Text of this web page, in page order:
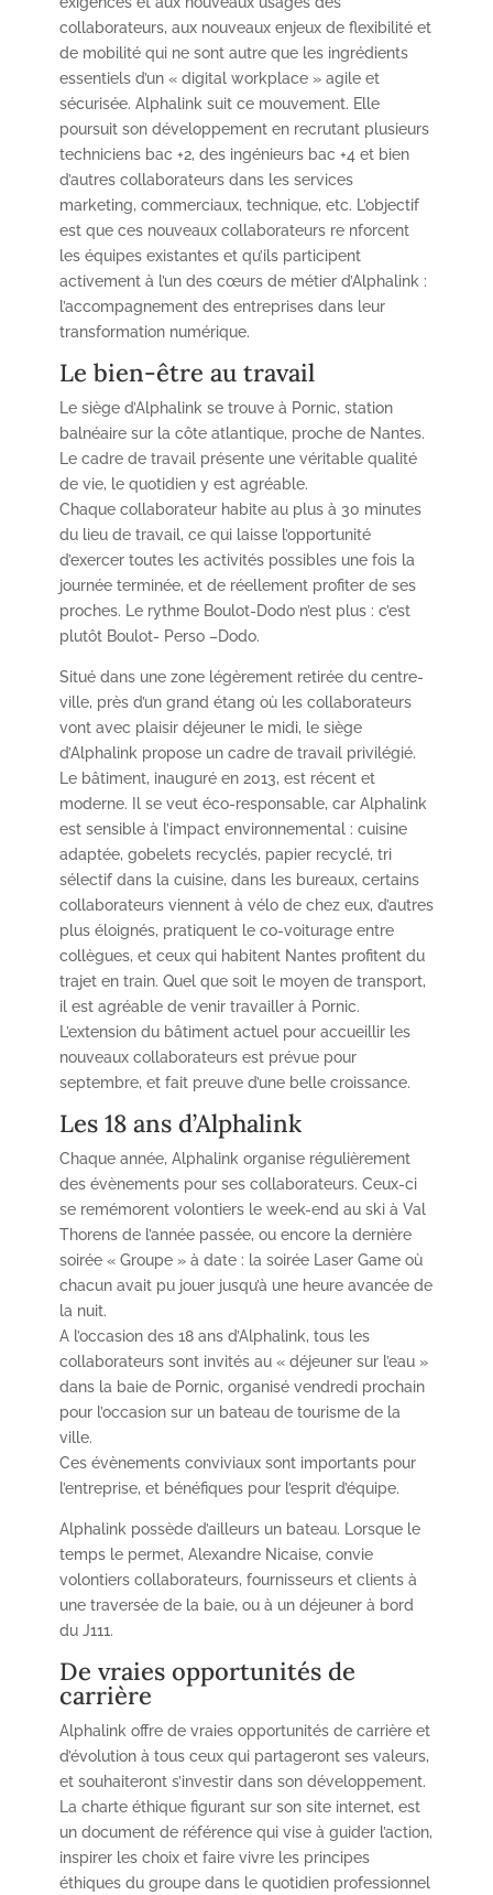
collaborateurs, aux nouveaux enjeux de flexibilité et
de mobilité qui ne sont autre que les ingrédients
essentiels d’un « digital workplace » agile et
sécurisée. Alphalink suit ce mouvement. Elle
poursuit son développement en recrutant plusieurs
techniciens bac +2, des ingénieurs bac +4 et bien
d’autres collaborateurs dans les services
marketing, commerciaux, technique, etc. L’objectif
est que ces nouveaux collaborateurs re nforcent
les équipes existantes et qu’ils participent
activement à l’un des cœurs de métier d’Alphalink :
l’accompagnement des entreprises dans leur
transformation numérique.
Le bien-être au travail
Le siège d’Alphalink se trouve à Pornic, station
balnéaire sur la côte atlantique, proche de Nantes.
Le cadre de travail présente une véritable qualité
de vie, le quotidien y est agréable.
Chaque collaborateur habite au plus à 30 minutes
du lieu de travail, ce qui laisse l’opportunité
d’exercer toutes les activités possibles une fois la
journée terminée, et de réellement profiter de ses
proches. Le rythme Boulot-Dodo n’est plus : c’est
plutôt Boulot- Perso –Dodo.
Situé dans une zone légèrement retirée du centre-
ville, près d’un grand étang où les collaborateurs
vont avec plaisir déjeuner le midi, le siège
d’Alphalink propose un cadre de travail privilégié.
Le bâtiment, inauguré en 2013, est récent et
moderne. Il se veut éco-responsable, car Alphalink
est sensible à l’impact environnemental : cuisine
adaptée, gobelets recyclés, papier recyclé, tri
sélectif dans la cuisine, dans les bureaux, certains
collaborateurs viennent à vélo de chez eux, d’autres
plus éloignés, pratiquent le co-voiturage entre
collègues, et ceux qui habitent Nantes profitent du
trajet en train. Quel que soit le moyen de transport,
il est agréable de venir travailler à Pornic.
L’extension du bâtiment actuel pour accueillir les
nouveaux collaborateurs est prévue pour
septembre, et fait preuve d’une belle croissance.
Les 18 ans d’Alphalink
Chaque année, Alphalink organise régulièrement
des évènements pour ses collaborateurs. Ceux-ci
se remémorent volontiers le week-end au ski à Val
Thorens de l’année passée, ou encore la dernière
soirée « Groupe » à date : la soirée Laser Game où
chacun avait pu jouer jusqu’à une heure avancée de
la nuit.
A l’occasion des 18 ans d’Alphalink, tous les
collaborateurs sont invités au « déjeuner sur l’eau »
dans la baie de Pornic, organisé vendredi prochain
pour l’occasion sur un bateau de tourisme de la
ville.
Ces évènements conviviaux sont importants pour
l’entreprise, et bénéfiques pour l’esprit d’équipe.
Alphalink possède d’ailleurs un bateau. Lorsque le
temps le permet, Alexandre Nicaise, convie
volontiers collaborateurs, fournisseurs et clients à
une traversée de la baie, ou à un déjeuner à bord
du J111.
De vraies opportunités de
carrière
Alphalink offre de vraies opportunités de carrière et
d’évolution à tous ceux qui partageront ses valeurs,
et souhaiteront s’investir dans son développement.
La charte éthique figurant sur son site internet, est
un document de référence qui vise à guider l’action,
inspirer les choix et faire vivre les principes
éthiques du groupe dans le quotidien professionnel